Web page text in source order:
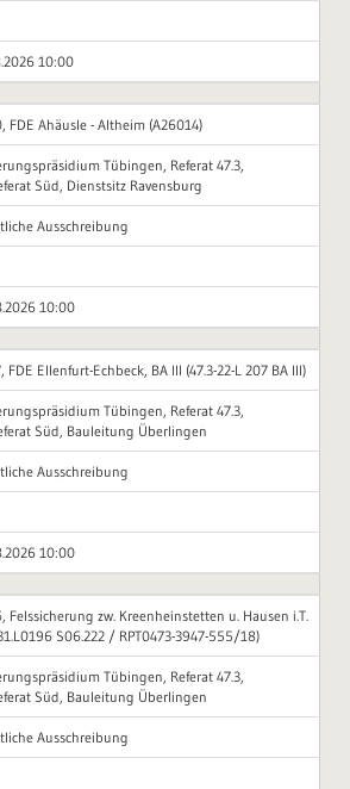
10:00
FDE Ahäusle - Altheim (A26014)
Tübingen, Referat 47.3,
Süd, Dienstsitz Ravensburg
Ausschreibung
10:00
FDE Ellenfurt-Echbeck, BA III (47.3-22-L 207 BA III)
Tübingen, Referat 47.3,
Süd, Bauleitung Überlingen
Ausschreibung
10:00
Felssicherung zw. Kreenheinstetten u. Hausen i.T.
S06.222 / RPT0473-3947-555/18)
Tübingen, Referat 47.3,
Süd, Bauleitung Überlingen
Ausschreibung